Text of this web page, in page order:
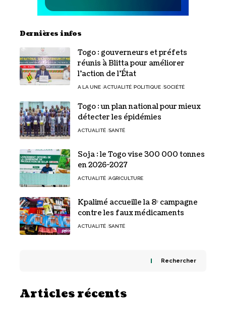
Dernières infos
Togo : gouverneurs et préfets
réunis à Blitta pour améliorer
l’action de l’État
A LA UNE ACTUALITÉ POLITIQUE SOCIÉTÉ
Togo : un plan national pour mieux
détecter les épidémies
ACTUALITÉ SANTÉ
Soja : le Togo vise 300 000 tonnes
en 2026-2027
ACTUALITÉ AGRICULTURE
Kpalimé accueille la 8ᵉ campagne
contre les faux médicaments
ACTUALITÉ SANTÉ
Rechercher
Articles récents